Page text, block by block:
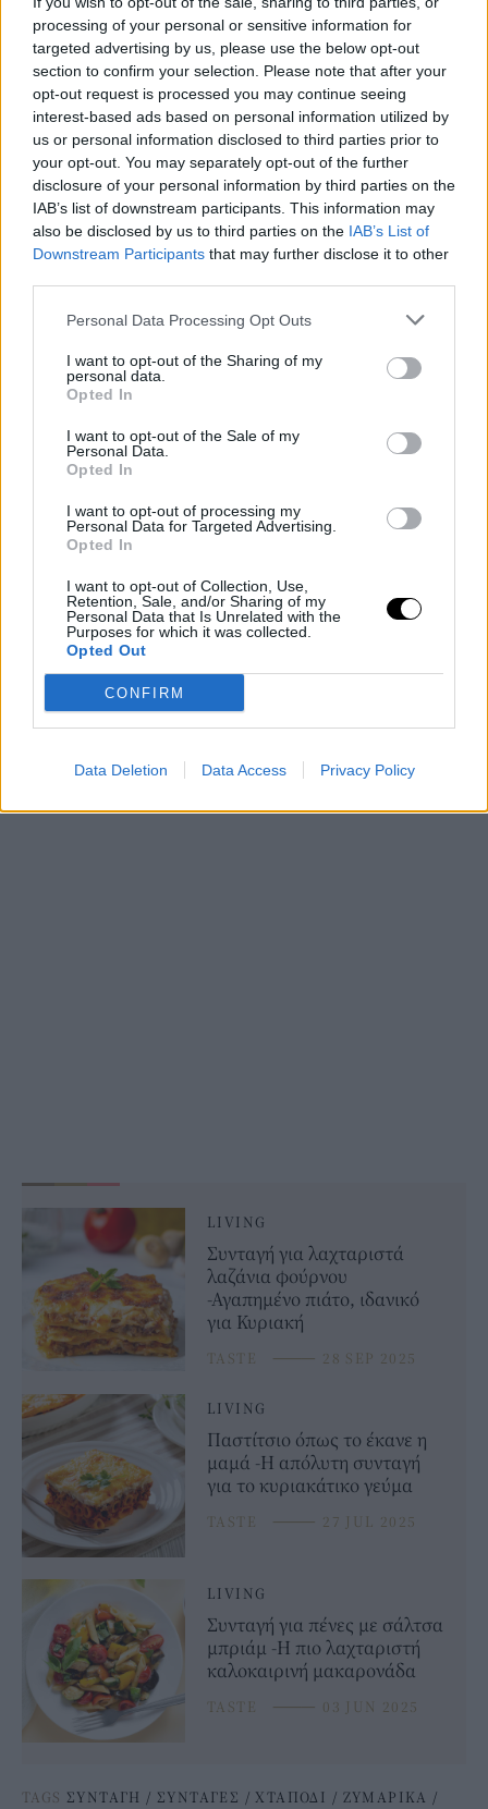
processing of your personal or sensitive information for
targeted advertising by us, please use the below opt-out
section to confirm your selection. Please note that after your
opt-out request is processed you may continue seeing
interest-based ads based on personal information utilized by
us or personal information disclosed to third parties prior to
your opt-out. You may separately opt-out of the further
disclosure of your personal information by third parties on the
IAB’s list of downstream participants. This information may
also be disclosed by us to third parties on the IAB’s List of
Downstream Participants that may further disclose it to other
Personal Data Processing Opt Outs
I want to opt-out of the Sharing of my
personal data.
Opted In
I want to opt-out of the Sale of my
Personal Data.
Opted In
I want to opt-out of processing my
Personal Data for Targeted Advertising.
Opted In
I want to opt-out of Collection, Use,
Retention, Sale, and/or Sharing of my
Personal Data that Is Unrelated with the
Purposes for which it was collected.
Opted Out
CONFIRM
Data Deletion Data Access Privacy Policy
½ φλ. ε.π. ελαιόλαδο
2 ξερά κρεμμύδια, ψιλοκομμένα
2 σκελίδες σκόρδο, ψιλοκομμένες
4 ντομάτες, ψιλοκομμένες ή 2 κουτιάντοματάκι, κονκασέ (800
γρ.)
μια πρέζα ζάχαρη
αλάτι
φρεσκοτριμμένο πιπέρι
Εκτέλεση
Σε μια κατσαρόλα βάζουμε τα χταπόδια, τη δάφνη, το μπαχάρι
το αφήνουμε να βγάλει τα υγρά του και να βράσει για 20 λεπτά.
Αποσύρουμε από το ζεστό μάτι, βγάζουμε τα χταπόδια σε μια
μπολ, σκουπίζουμε καλά την κατσαρόλα με χαρτί κουζίνας και
την ξαναβάζουμε στο μάτι. Ρίχνουμε το ελαιόλαδο και
ζεσταίνουμε σε μέτρια φωτιά. Σοτάρουμε τα κρεμμύδια για 2-3
λεπτά. Προσθέτουμε το σκόρδο και ανακατεύουμε για 1 λεπτό
σουρώσαμε. Προσθέτουμε τη ζάχαρη και μπόλικο
αλατοπίπερο. Ανακατεύουμε λίγο και σκεπάζουμε την
κατσαρόλα με το καπάκι. Μαγειρεύουμε για 20 λεπτά, μέχρι να
μαλακώσει το χταπόδι. Προσθέτουμε λίγο καυτό νερό αν
χρειάζεται και ρίχνουμε τα ζυμαρικά. Βράζουμε για 10 λεπτά
μέχρι να γίνουν ταζυμαρικάκαι να πήξει καλά η σάλτσα.
LIVING
Συνταγή για λαχταριστά
λαζάνια φούρνου
-Αγαπημένο πιάτο, ιδανικό
για Κυριακή
TASTE ⸻ 28 SEP 2025
LIVING
Παστίτσιο όπως το έκανε η
μαμά -Η απόλυτη συνταγή
για το κυριακάτικο γεύμα
TASTE ⸻ 27 JUL 2025
LIVING
Συνταγή για πένες με σάλτσα
μπριάμ -Η πιο λαχταριστή
καλοκαιρινή μακαρονάδα
TASTE ⸻ 03 JUN 2025
TAGS ΣΥΝΤΑΓΗ / ΣΥΝΤΑΓΕΣ / ΧΤΑΠΟΔΙ / ΖΥΜΑΡΙΚΑ /